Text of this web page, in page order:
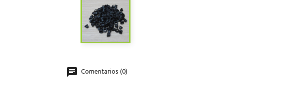
Comentarios (0)